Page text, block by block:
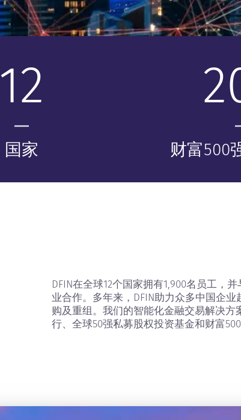
12
国家 财富500
DFIN在全球12个国家拥有1,900名员工，
业合作。多年来，DFIN助力众多中国企
购及重组。我们的智能化金融交易解决方
行、全球50强私募股权投资基金和财富500